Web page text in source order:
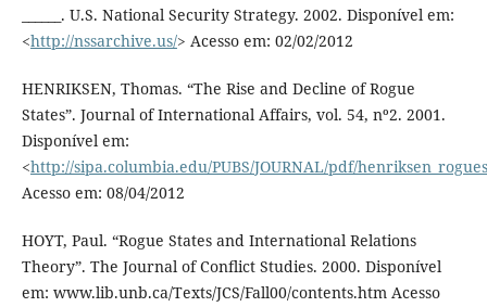
______. U.S. National Security Strategy. 2002. Disponível em:
<http://nssarchive.us/> Acesso em: 02/02/2012
HENRIKSEN, Thomas. “The Rise and Decline of Rogue
States”. Journal of International Affairs, vol. 54, nº2. 2001.
Disponível em:
<http://sipa.columbia.edu/PUBS/JOURNAL/pdf/
Acesso em: 08/04/2012
HOYT, Paul. “Rogue States and International Relations
Theory”. The Journal of Conﬂict Studies. 2000. Disponível
em: www.lib.unb.ca/Texts/JCS/Fall00/contents.htm Acesso